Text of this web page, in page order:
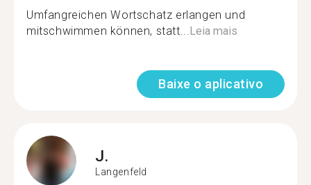
Umfangreichen Wortschatz erlangen und
mitschwimmen können, statt...Leia mais
Baixe o aplicativo
J.
Langenfeld